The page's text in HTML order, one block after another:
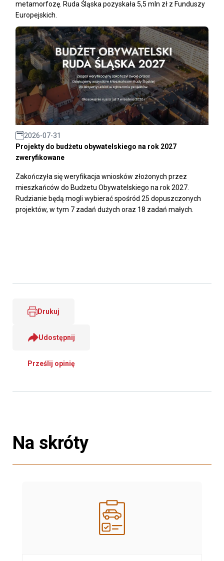
metamorfozę. Ruda Śląska pozyskała 5,5 mln zł z Funduszy
Europejskich.
2026-07-31
Projekty do budżetu obywatelskiego na rok 2027
zweryfikowane
Zakończyła się weryfikacja wniosków złożonych przez
mieszkańców do Budżetu Obywatelskiego na rok 2027.
Rudzianie będą mogli wybierać spośród 25 dopuszczonych
projektów, w tym 7 zadań dużych oraz 18 zadań małych.
Drukuj
Udostępnij
Prześlij opinię
Na skróty